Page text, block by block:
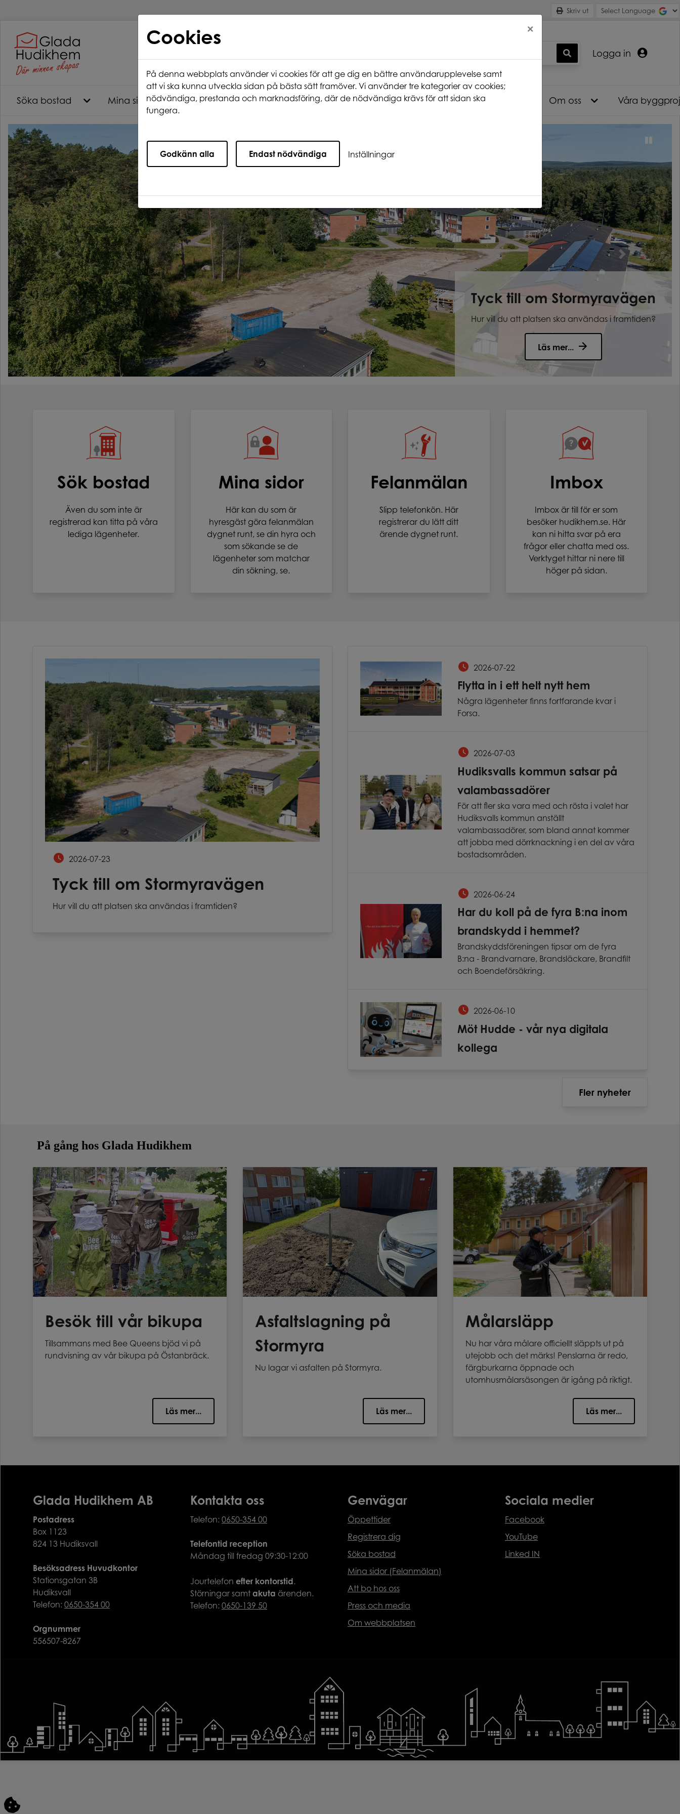
Logga in
Skriv ut
Söka bostad Mina sidor Ledigt just nu Våra områden Att bo hos oss Nyhetsarkiv Om oss Våra
Tyck till om Stormyravägen
Hur vill du att platsen ska användas i framtiden?
Läs mer...
Sök bostad
Även du som inte är
registrerad kan titta på våra
lediga lägenheter.
Mina sidor
Här kan du som är
hyresgäst göra felanmälan
dygnet runt, se din hyra och
som sökande se de
lägenheter som matchar
din sökning, se.
Felanmälan
Slipp telefonkön. Här
registrerar du lätt ditt
ärende dygnet runt.
Imbox
Imbox är till för er som
besöker hudikhem.se. Här
kan ni hitta svar på era
frågor eller chatta med oss.
Verktyget hittar ni nere till
höger på sidan.
2026-07-23
Tyck till om Stormyravägen
Hur vill du att platsen ska användas i framtiden?
2026-07-22
Flytta in i ett helt nytt hem
Några lägenheter finns fortfarande kvar i
Forsa.
2026-07-03
Hudiksvalls kommun satsar på
valambassadörer
För att fler ska vara med och rösta i valet har
Hudiksvalls kommun anställt
valambassadörer, som bland annat kommer
att jobba med dörrknackning i en del av våra
bostadsområden.
2026-06-24
Har du koll på de fyra B:na inom
brandskydd i hemmet?
Brandskyddsföreningen tipsar om de fyra
B:na - Brandvarnare, Brandsläckare, Brandfilt
och Boendeförsäkring.
2026-06-10
Möt Hudde - vår nya digitala
kollega
Fler nyheter
På gång hos Glada Hudikhem
Besök till vår bikupa
Tillsammans med Bee Queens bjöd vi på
rundvisning av vår bikupa på Östanbräck.
Läs mer...
Asfaltslagning på
Stormyra
Nu lagar vi asfalten på Stormyra.
Läs mer...
Målarsläpp
Nu har våra målare officiellt släppts ut på
utejobb och det märks! Penslarna är redo,
färgburkarna öppnade och
utomhusmålarsäsongen är igång på riktigt.
Läs mer...
Glada Hudikhem AB
Postadress
Box 1123
824 13 Hudiksvall
Besöksadress Huvudkontor
Stationsgatan 3B
Hudiksvall
Telefon: 0650-354 00
Orgnummer
556507-8267
Kontakta oss
Telefon: 0650-354 00
Telefontid reception
Måndag till fredag 09:30-12:00
Jourtelefon efter kontorstid.
Störningar samt akuta ärenden.
Telefon: 0650-139 50
Genvägar
Öppettider
Registrera dig
Söka bostad
Mina sidor (Felanmälan)
Att bo hos oss
Press och media
Om webbplatsen
Sociala medier
Facebook
YouTube
Linked IN
Cookies ×
På denna webbplats använder vi cookies för att ge dig en bättre användarupplevelse samt
att vi ska kunna utveckla sidan på bästa sätt framöver. Vi använder tre kategorier av cookies;
nödvändiga, prestanda och marknadsföring, där de nödvändiga krävs för att sidan ska
fungera.
Godkänn alla Endast nödvändiga Inställningar